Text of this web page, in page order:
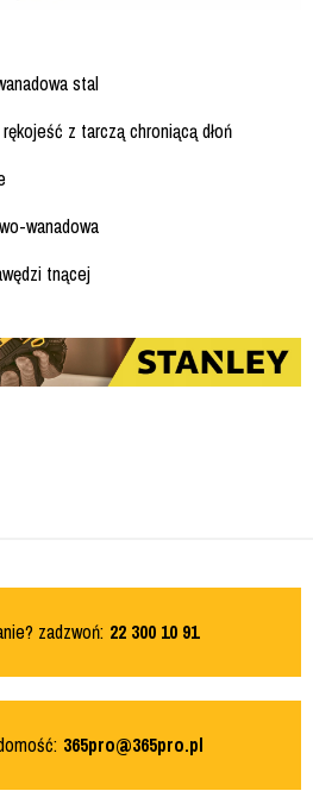
stal
z tarczą chroniącą dłoń
wanadowa
tnącej
zadzwoń: 22 300 10 91
365pro@365pro.pl